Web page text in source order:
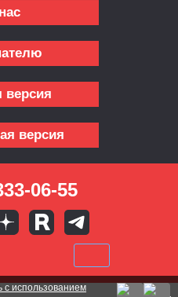
версия
версия
06-55
с использованием